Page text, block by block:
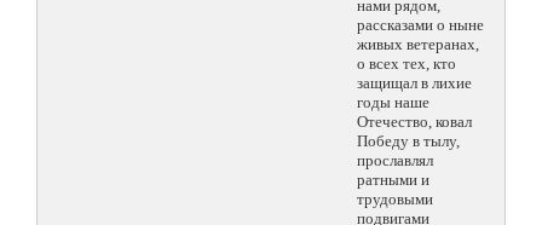
нами рядом,
рассказами о ныне
живых ветеранах,
о всех тех, кто
защищал в лихие
годы наше
Отечество, ковал
Победу в тылу,
прославлял
ратными и
трудовыми
подвигами